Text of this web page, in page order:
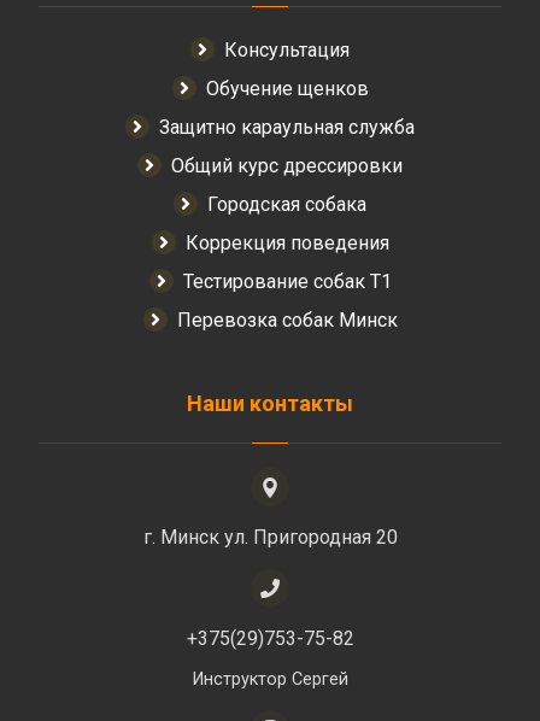
Консультация
Обучение щенков
Защитно караульная служба
Общий курс дрессировки
Городская собака
Коррекция поведения
Тестирование собак Т1
Перевозка собак Минск
Наши контакты
г. Минск ул. Пригородная 20
+375(29)753-75-82
Инструктор Сергей